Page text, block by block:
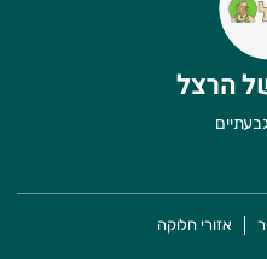
הרצל
אזורי חלוקה